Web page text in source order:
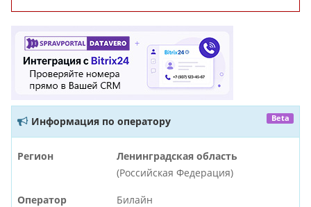
Информация по оператору Beta
Регион
Ленинградская область
(Российская Федерация)
Оператор Билайн